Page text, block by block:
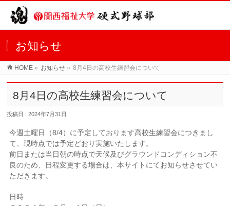
お知らせ
HOME » お知らせ » 8月4日の高校生練習会について
8月4日の高校生練習会について
投稿日 : 2024年7月31日
今週土曜日（8/4）に予定しております高校生練習会につきまし
て、現時点では予定どおり実施いたします。
前日または当日朝の時点で天候及びグラウンドコンディション不
良のため、日程変更する場合は、本サイトにてお知らせさせてい
ただきます。
日時